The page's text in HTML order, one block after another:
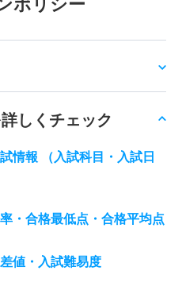
ポリシー
しくチェック
情報 （入試科目・入試日
・合格最低点・合格平均点
値・入試難易度